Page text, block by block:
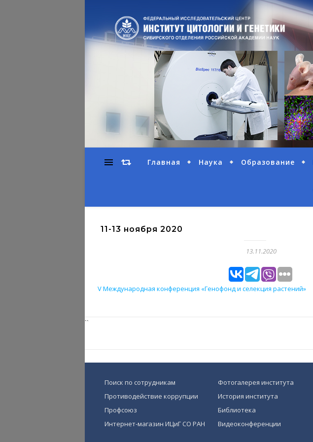
Главная Наука Образование
11-13 ноября 2020
13.11.2020
V Международная конференция «Генофонд и селекция растений»
``
Поиск по сотрудникам
Противодействие коррупции
Профсоюз
Интернет-магазин ИЦиГ СО РАН
Фотогалерея института
История института
Библиотека
Видеоконференции